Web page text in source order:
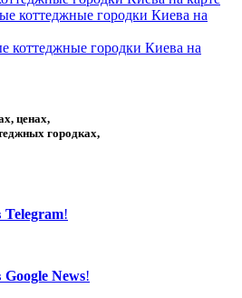
коттеджные городки Киева на
коттеджные городки Киева на
ценах,
городках,
Telegram!
Google News!